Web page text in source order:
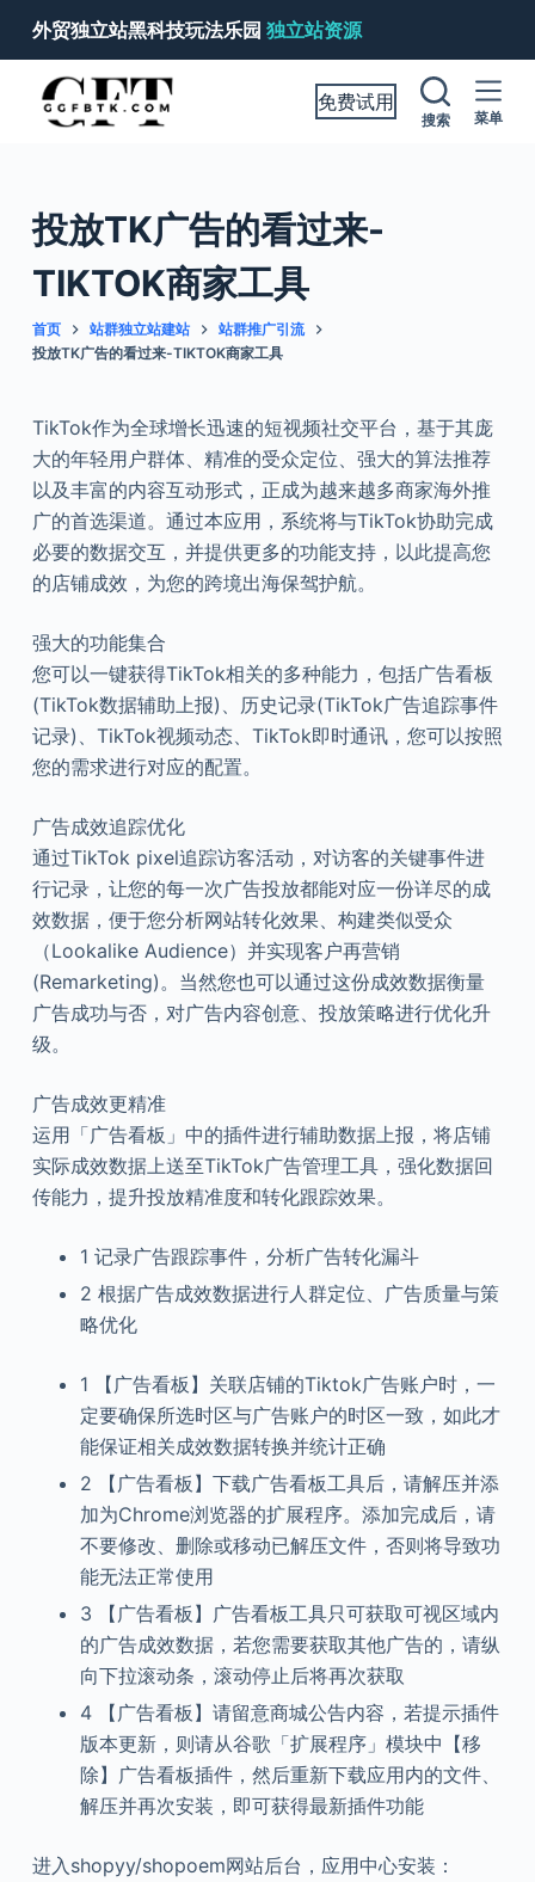
跳
过
内
外贸独立站黑科技玩法乐园 独立站资源
免费试用
搜索 菜单
投放TK广告的看过来-
TIKTOK商家工具
首页 站群独立站建站
站群推广引流
投放TK广告的看过来-TIKTOK商家工具
TikTok作为全球增长迅速的短视频社交平台，基于其庞
大的年轻用户群体、精准的受众定位、强大的算法推荐
以及丰富的内容互动形式，正成为越来越多商家海外推
广的首选渠道。通过本应用，系统将与TikTok协助完成
必要的数据交互，并提供更多的功能支持，以此提高您
的店铺成效，为您的跨境出海保驾护航。
强大的功能集合
您可以一键获得TikTok相关的多种能力，包括广告看板
(TikTok数据辅助上报)、历史记录(TikTok广告追踪事件
记录)、TikTok视频动态、TikTok即时通讯，您可以按照
您的需求进行对应的配置。
广告成效追踪优化
通过TikTok pixel追踪访客活动，对访客的关键事件进
行记录，让您的每一次广告投放都能对应一份详尽的成
效数据，便于您分析网站转化效果、构建类似受众
（Lookalike Audience）并实现客户再营销
(Remarketing)。当然您也可以通过这份成效数据衡量
广告成功与否，对广告内容创意、投放策略进行优化升
级。
广告成效更精准
运用「广告看板」中的插件进行辅助数据上报，将店铺
实际成效数据上送至TikTok广告管理工具，强化数据回
传能力，提升投放精准度和转化跟踪效果。
1 记录广告跟踪事件，分析广告转化漏斗
2 根据广告成效数据进行人群定位、广告质量与策
略优化
1 【广告看板】关联店铺的Tiktok广告账户时，一
定要确保所选时区与广告账户的时区一致，如此才
能保证相关成效数据转换并统计正确
2 【广告看板】下载广告看板工具后，请解压并添
加为Chrome浏览器的扩展程序。添加完成后，请
不要修改、删除或移动已解压文件，否则将导致功
能无法正常使用
3 【广告看板】广告看板工具只可获取可视区域内
的广告成效数据，若您需要获取其他广告的，请纵
向下拉滚动条，滚动停止后将再次获取
4 【广告看板】请留意商城公告内容，若提示插件
版本更新，则请从谷歌「扩展程序」模块中【移
除】广告看板插件，然后重新下载应用内的文件、
解压并再次安装，即可获得最新插件功能
进入shopyy/shopoem网站后台，应用中心安装：